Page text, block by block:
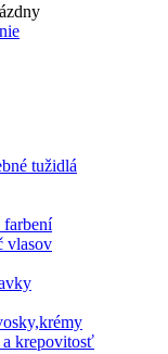
tužidlá
farbení
vlasov
krepovitosť